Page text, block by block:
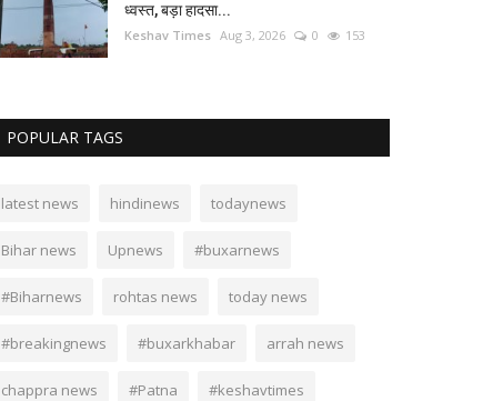
ध्वस्त, बड़ा हादसा...
Keshav Times Aug 3, 2026 0 153
POPULAR TAGS
latest news hindinews todaynews
Bihar news Upnews #buxarnews
#Biharnews rohtas news today news
#breakingnews #buxarkhabar arrah news
chappra news #Patna #keshavtimes